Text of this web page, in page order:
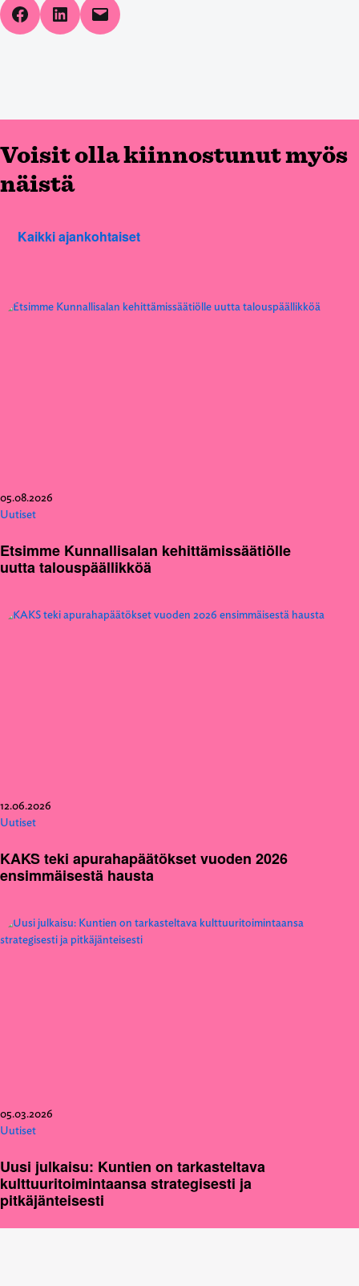
Share on Facebook
Share on LinkedIn
Email this Page
Voisit olla kiinnostunut myös
näistä
Kaikki ajankohtaiset
05.08.2026
Uutiset
Etsimme Kunnallisalan kehittämissäätiölle
uutta talouspäällikköä
12.06.2026
Uutiset
KAKS teki apurahapäätökset vuoden 2026
ensimmäisestä hausta
05.03.2026
Uutiset
Uusi julkaisu: Kuntien on tarkasteltava
kulttuuritoimintaansa strategisesti ja
pitkäjänteisesti